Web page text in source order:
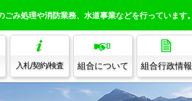
み処理や消防業務、水道事業などを行っています。
入札/契約/検査 組合について 組合行政情報